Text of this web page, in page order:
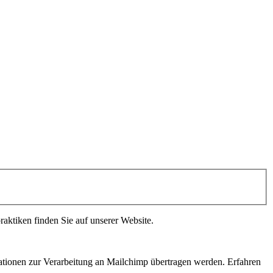
finden Sie auf unserer Website.
zur Verarbeitung an Mailchimp übertragen werden. Erfahren